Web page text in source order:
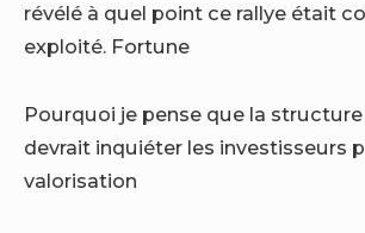
révélé à quel point ce rallye était
exploité. Fortune
Pourquoi je pense que la
devrait inquiéter les investisseurs
valorisation